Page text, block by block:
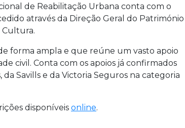
de Reabilitação Urbana conta com o
através da Direção Geral do Património
forma ampla e que reúne um vasto apoio
civil. Conta com os apoios já confirmados
Savills e da Victoria Seguros na categoria
disponíveis online.